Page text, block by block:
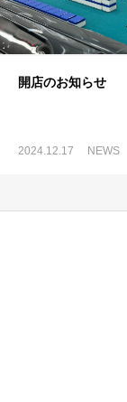
開店のお知らせ
2024.12.17 NEWS